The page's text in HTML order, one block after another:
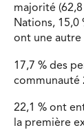
majorité
Nations, 15,0
ont une autre
17,7 % des
communauté
22,1 % ont
la première